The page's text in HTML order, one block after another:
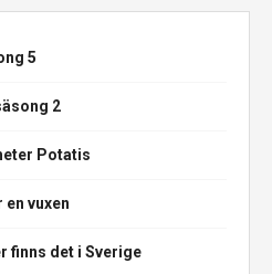
5
2
Potatis
en vuxen
finns det i Sverige